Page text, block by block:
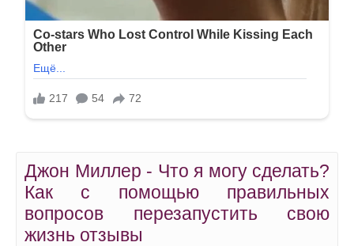
Джон Миллер - Что я могу сделать?
Как с помощью правильных
вопросов перезапустить свою
жизнь отзывы